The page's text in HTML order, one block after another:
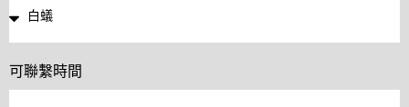
可聯繫時間